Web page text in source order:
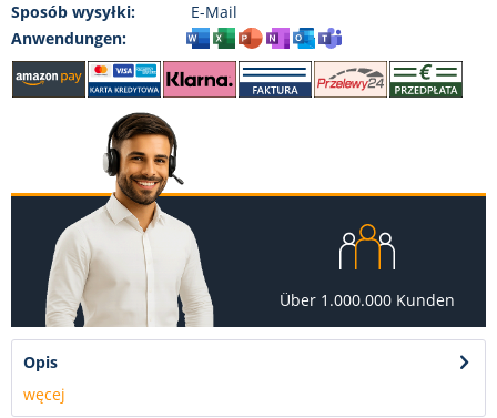
Sposób wysyłki:
E-Mail
Anwendungen:
Über 1.000.000 Kunden
Opis
węcej